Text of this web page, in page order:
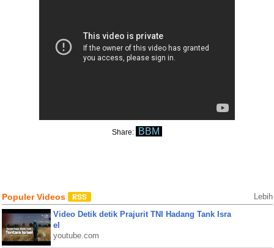
Share: BBM
Populer Videos Lebih
Video Detik detik Prajurit TNI Hadang Tank Isra
el
youtube.com